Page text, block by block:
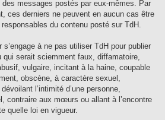
des messages postés par eux-mêmes. Par
ces derniers ne peuvent en aucun cas être
du contenu posté sur TdH.
s’engage à ne pas utiliser TdH pour publier
qui serait sciemment faux, diffamatoire,
vulgaire, incitant à la haine, coupable
obscène, à caractère sexuel,
l’intimité d’une personne,
contraire aux mœurs ou allant à l’encontre
quelle loi en vigueur.